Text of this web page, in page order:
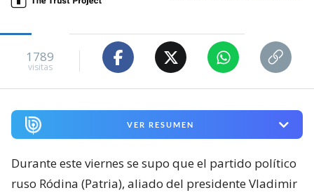
1789
visitas
VER RESUMEN
Durante este viernes se supo que el partido político
ruso Ródina (Patria), aliado del presidente Vladimir